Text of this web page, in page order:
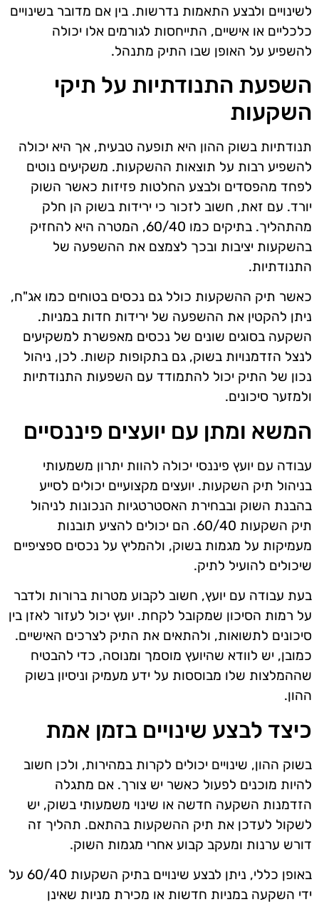
לשינויים ולבצע התאמות נדרשות. בין אם מדובר בשינויים
כלכליים או אישיים, התייחסות לגורמים אלו יכולה
להשפיע על האופן שבו התיק מתנהל.
השפעת התנודתיות על תיקי
השקעות
תנודתיות בשוק ההון היא תופעה טבעית, אך היא יכולה
להשפיע רבות על תוצאות ההשקעות. משקיעים נוטים
לפחד מהפסדים ולבצע החלטות פזיזות כאשר השוק
יורד. עם זאת, חשוב לזכור כי ירידות בשוק הן חלק
מהתהליך. בתיקים כמו 60/40, המטרה היא להחזיק
בהשקעות יציבות ובכך לצמצם את ההשפעה של
התנודתיות.
כאשר תיק ההשקעות כולל גם נכסים בטוחים כמו אג"ח,
ניתן להקטין את ההשפעה של ירידות חדות במניות.
השקעה בסוגים שונים של נכסים מאפשרת למשקיעים
לנצל הזדמנויות בשוק, גם בתקופות קשות. לכן, ניהול
נכון של התיק יכול להתמודד עם השפעות התנודתיות
ולמזער סיכונים.
המשא ומתן עם יועצים פיננסיים
עבודה עם יועץ פיננסי יכולה להוות יתרון משמעותי
בניהול תיק השקעות. יועצים מקצועיים יכולים לסייע
בהבנת השוק ובבחירת האסטרטגיות הנכונות לניהול
תיק השקעות 60/40. הם יכולים להציע תובנות
מעמיקות על מגמות בשוק, ולהמליץ על נכסים ספציפיים
שיכולים להועיל לתיק.
בעת עבודה עם יועץ, חשוב לקבוע מטרות ברורות ולדבר
על רמות הסיכון שמקובל לקחת. יועץ יכול לעזור לאזן בין
סיכונים לתשואות, ולהתאים את התיק לצרכים האישיים.
כמובן, יש לוודא שהיועץ מוסמך ומנוסה, כדי להבטיח
שההמלצות שלו מבוססות על ידע מעמיק וניסיון בשוק
ההון.
כיצד לבצע שינויים בזמן אמת
בשוק ההון, שינויים יכולים לקרות במהירות, ולכן חשוב
להיות מוכנים לפעול כאשר יש צורך. אם מתגלה
הזדמנות השקעה חדשה או שינוי משמעותי בשוק, יש
לשקול לעדכן את תיק ההשקעות בהתאם. תהליך זה
דורש ערנות ומעקב קבוע אחרי מגמות השוק.
באופן כללי, ניתן לבצע שינויים בתיק השקעות 60/40 על
ידי השקעה במניות חדשות או מכירת מניות שאינן